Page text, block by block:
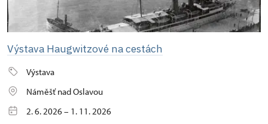
Výstava Haugwitzové na cestách
Výstava
Náměšť nad Oslavou
2. 6. 2026 – 1. 11. 2026